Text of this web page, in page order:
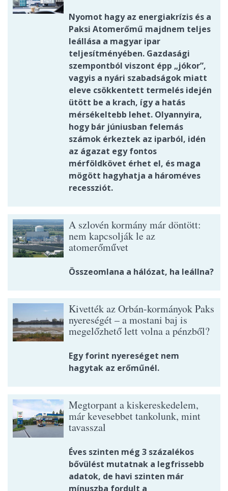
Nyomot hagy az energiakrízis és a
Paksi Atomerőmű majdnem teljes
leállása a magyar ipar
teljesítményében. Gazdasági
szempontból viszont épp „jókor”,
vagyis a nyári szabadságok miatt
eleve csökkentett termelés idején
ütött be a krach, így a hatás
mérsékeltebb lehet. Olyannyira,
hogy bár júniusban felemás
számok érkeztek az iparból, idén
az ágazat egy fontos
mérföldkövet érhet el, és maga
mögött hagyhatja a hároméves
recessziót.
A szlovén kormány már döntött:
nem kapcsolják le az
atomerőművet
Összeomlana a hálózat, ha leállna?
Kivették az Orbán-kormányok Paks
nyereségét – a mostani baj is
megelőzhető lett volna a pénzből?
Egy forint nyereséget nem
hagytak az erőműnél.
Megtorpant a kiskereskedelem,
már kevesebbet tankolunk, mint
tavasszal
Éves szinten még 3 százalékos
bővülést mutatnak a legfrissebb
adatok, de havi szinten már
mínuszba fordult a